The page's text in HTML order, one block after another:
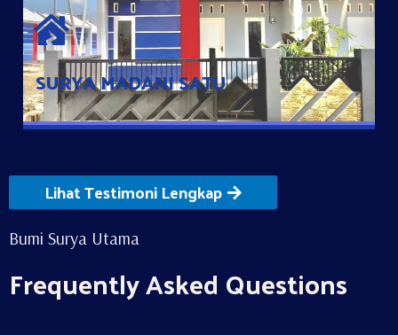
SURYA MADANI SATU
Satu-satunya Hunian nyaman dengan harga subsidi hanya 100
jutaan dengan lokasi strategis di Tuban
Lihat Testimoni Lengkap
Bumi Surya Utama
Frequently Asked Questions